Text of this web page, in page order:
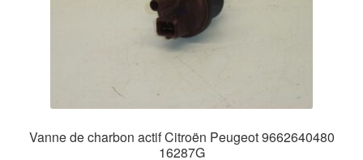
Vanne de charbon actif Citroën Peugeot 9662640480
16287G